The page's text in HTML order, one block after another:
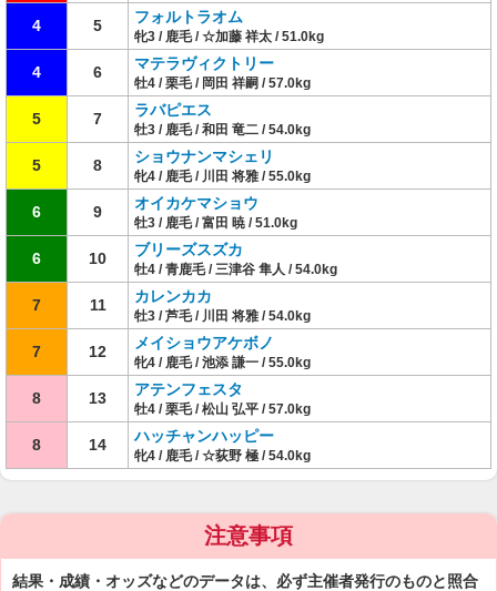
4 5 フォルトラオム
牝3 / 鹿毛 / ☆加藤 祥太 / 51.0kg
4 6 マテラヴィクトリー
牡4 / 栗毛 / 岡田 祥嗣 / 57.0kg
5 7 ラバピエス
牡3 / 鹿毛 / 和田 竜二 / 54.0kg
5 8 ショウナンマシェリ
牝4 / 鹿毛 / 川田 将雅 / 55.0kg
6 9 オイカケマショウ
牡3 / 鹿毛 / 富田 暁 / 51.0kg
6 10 ブリーズスズカ
牡4 / 青鹿毛 / 三津谷 隼人 / 54.0kg
7 11 カレンカカ
牡3 / 芦毛 / 川田 将雅 / 54.0kg
7 12 メイショウアケボノ
牝4 / 鹿毛 / 池添 謙一 / 55.0kg
8 13 アテンフェスタ
牡4 / 栗毛 / 松山 弘平 / 57.0kg
8 14 ハッチャンハッピー
牝4 / 鹿毛 / ☆荻野 極 / 54.0kg
注意事項
結果・成績・オッズなどのデータは、必ず主催者発行のものと照合